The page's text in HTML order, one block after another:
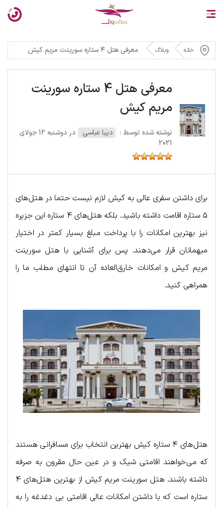
خانه وبلاگ معرفی هتل ۴ ستاره سورینت مریم کیش
معرفی هتل 4 ستاره سورینت
مریم کیش
نوشته شده توسط : دیبا عباسی
در دوشنبه 12 جولای
2021
برای داشتن سفری عالی به کیش لازم نیست حتما در هتل‌های
۵ ستاره اقامت داشته باشید. بلکه هتل‌های ۴ ستاره این جزیره
نیز بهترین امکانات را با پرداخت مبلغ بسیار کمتر در اختیار
میهمانان قرار می‌دهند. پس برای آشنایی با هتل سورینت
مریم کیش و امکانات خارق‌العاده آن تا انتهای مطلب ما را
همراهی کنید.
هتل‌های ۴ ستاره کیش بهترین انتخاب برای مسافرانی هستند
که می‌خواهند اقامتی شیک و در عین حال مقرون به صرفه
داشته باشند. هتل سورینت مریم کیش از بهترین هتل‌های ۴
ستاره است که با داشتن امکانات عالی اقامتی بی دغدغه را به